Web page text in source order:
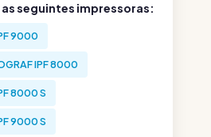
seguintes impressoras:
9000
IPF 8000
8000 S
9000 S